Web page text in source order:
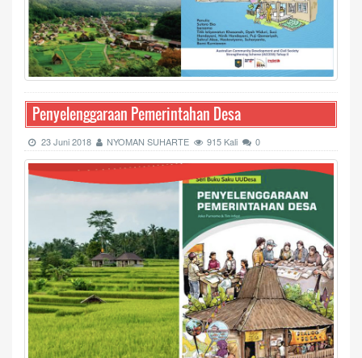
Penyelenggaraan Pemerintahan Desa
23 Juni 2018 NYOMAN SUHARTE 915 Kali 0